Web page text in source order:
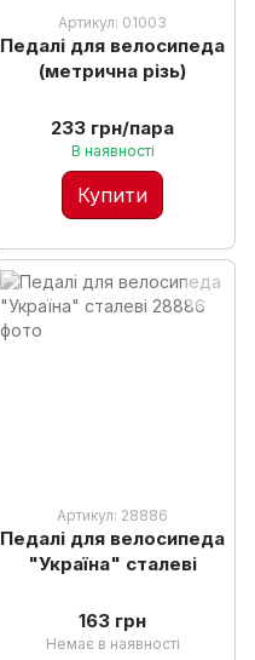
Артикул: 01003
Педалі для велосипеда
(метрична різь)
233 грн/пара
В наявності
Купити
Артикул: 28886
Педалі для велосипеда
"Україна" сталеві
163 грн
Немає в наявності